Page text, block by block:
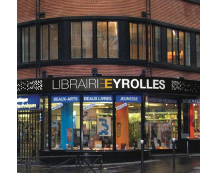
ENSEIGNE LUMINEUSE D’UNE
GRANDE LIBRAIRE
PARISIENNE